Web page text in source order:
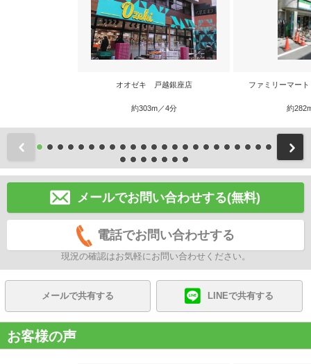
オオゼキ 戸越銀座店
約303m／4分
ファミリーマー
約
前
メールでお問い合わせする(無料)
電話でお問い合わせする
現況の確認はお気軽にお問い合わせください。
メールで共有する LINEで共有する
お客様の声